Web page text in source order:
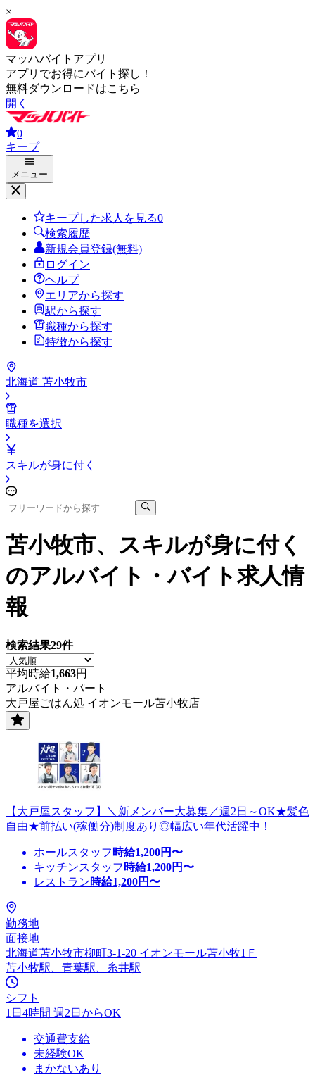
×
マッハバイトアプリ
アプリでお得にバイト探し！
無料ダウンロードはこちら
開く
0
キープ
メニュー
キープした求人を見る0
検索履歴
新規会員登録(無料)
ログイン
ヘルプ
エリアから探す
駅から探す
職種から探す
特徴から探す
北海道 苫小牧市
職種を選択
スキルが身に付く
苫小牧市、スキルが身に付く
のアルバイト・バイト求人情
報
検索結果29件
平均時給1,663円
アルバイト・パート
大戸屋ごはん処 イオンモール苫小牧店
【大戸屋スタッフ】＼新メンバー大募集／週2日～OK★髪色
自由★前払い(稼働分)制度あり◎幅広い年代活躍中！
ホールスタッフ 時給1,200円〜
キッチンスタッフ 時給1,200円〜
レストラン時給1,200円〜
勤務地
面接地
北海道苫小牧市柳町3-1-20 イオンモール苫小牧1Ｆ
苫小牧駅、青葉駅、糸井駅
シフト
1日4時間 週2日からOK
交通費支給
未経験OK
まかないあり